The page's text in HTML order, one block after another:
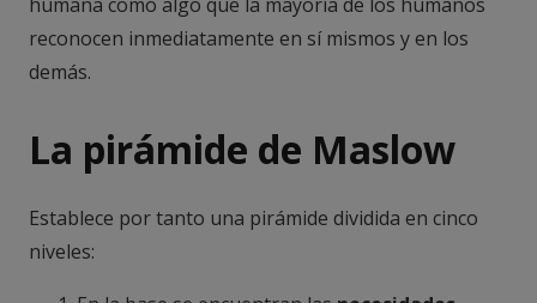
reconocen inmediatamente en sí mismos y en los
demás.
La pirámide de Maslow
Establece por tanto una pirámide dividida en cinco
niveles: